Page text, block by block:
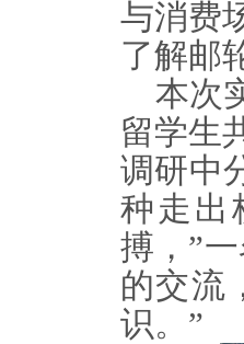
与消费
了解邮
本次
留学生
调研中
种走出
搏，”
的交流
识。”